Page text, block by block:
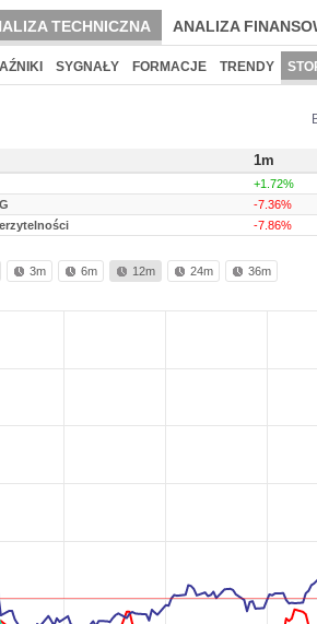
TECHNICZNA ANALIZA
SYGNAŁY FORMACJE TRENDY
1m
+1.72%
-7.36%
-7.86%
3m 6m 12m 24m 36m